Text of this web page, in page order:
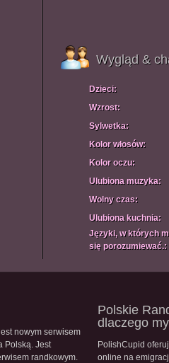
Wygląd &
Dzieci:
Wzrost:
Sylwetka:
Kolor włosów:
Kolor oczu:
Ulubiona muzyka:
Wolny czas:
Ulubiona kuchnia:
Języki, w których
się porozumiewać.:
nowym serwisem
Polską. Jest
randkowym.
Polskie
dlaczego
PolishCupid
online na